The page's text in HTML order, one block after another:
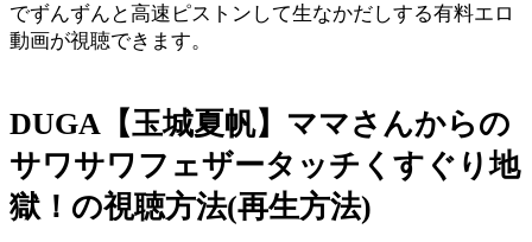
でずんずんと高速ピストンして生なかだしする有料エロ
動画が視聴できます。
DUGA【玉城夏帆】ママさんからの
サワサワフェザータッチくすぐり地
獄！の視聴方法(再生方法)